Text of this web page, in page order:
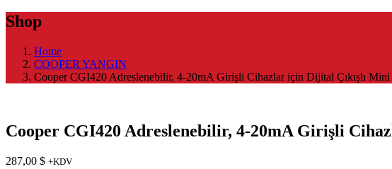
Shop
Home
COOPER YANGIN
Cooper CGI420 Adreslenebilir, 4-20mA Girişli Cihazlar için Dijital Çıkışlı
Cooper CGI420 Adreslenebilir, 4-20mA Girişli
287,00 $ +KDV